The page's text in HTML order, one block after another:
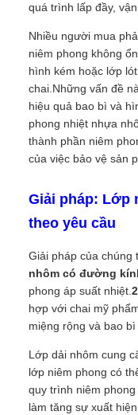
quá trình lấp đầy,
Nhiều người mua
niêm phong không
hình kém hoặc lớp
chai.Những vấn đề
hiệu quả bao bì và
phong nhiệt nhựa
thành phần niêm
của việc bảo vệ sản
Giải pháp: Lớp
theo yêu cầu
Giải pháp của chúng
nhôm có đường
phong áp suất nhiệt.
hợp với chai mỹ
miệng rộng và bao
Lớp dải nhôm cung
lớp niêm phong có
quy trình niêm
làm tăng sự xuất